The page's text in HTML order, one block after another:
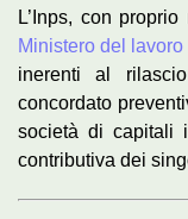
L’Inps, con
Ministero del
inerenti al
concordato
società di capitali
contributiva dei